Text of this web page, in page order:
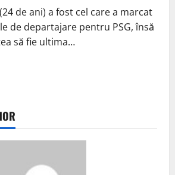
de ani) a fost cel care a marcat
de departajare pentru PSG, însă
să fie ultima…